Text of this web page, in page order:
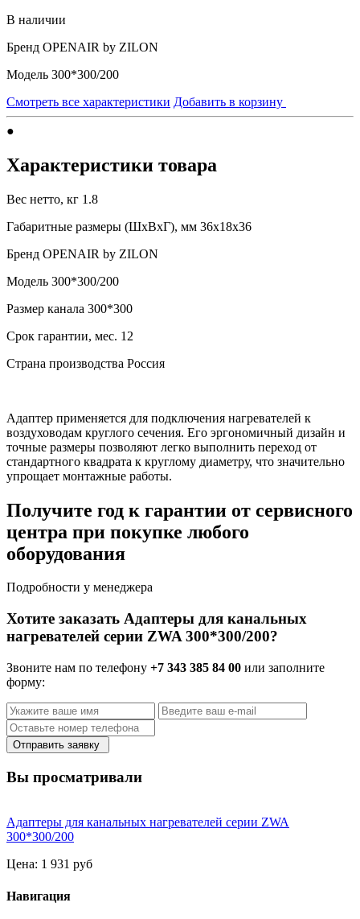
В наличии
Бренд OPENAIR by ZILON
Модель 300*300/200
Смотреть все характеристики Добавить в корзину
●
Характеристики товара
Вес нетто, кг 1.8
Габаритные размеры (ШxВxГ), мм 36x18x36
Бренд OPENAIR by ZILON
Модель 300*300/200
Размер канала 300*300
Срок гарантии, мес. 12
Страна производства Россия
Адаптер применяется для подключения нагревателей к
воздуховодам круглого сечения. Его эргономичный дизайн и
точные размеры позволяют легко выполнить переход от
стандартного квадрата к круглому диаметру, что значительно
упрощает монтажные работы.
Получите год к гарантии от сервисного
центра при покупке любого
оборудования
Подробности у менеджера
Хотите заказать Адаптеры для канальных
нагревателей серии ZWA 300*300/200?
Звоните нам по телефону +7 343 385 84 00 или заполните
форму:
Отправить заявку
Вы просматривали
Адаптеры для канальных нагревателей серии ZWA
300*300/200
Цена: 1 931 руб
Навигация